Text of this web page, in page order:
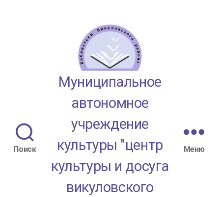
Поиск
МАУК
"ЦКД
района"
Муниципальное
автономное
учреждение
культуры "центр
культуры и досуга
викуловского
Меню